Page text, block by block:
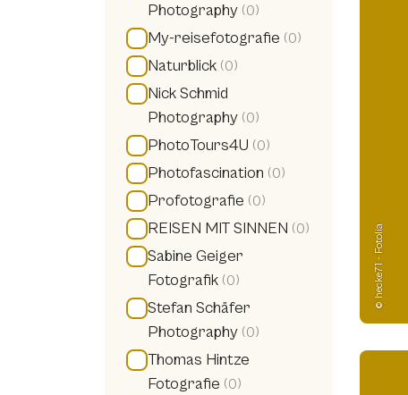
Photography (0)
My-reisefotografie (0)
Naturblick (0)
Nick Schmid
Photography (0)
PhotoTours4U (0)
Photofascination (0)
Profotografie (0)
REISEN MIT SINNEN (0)
Sabine Geiger
Fotografik (0)
Stefan Schäfer
Photography (0)
Thomas Hintze
Fotografie (0)
© hecke71 - Fotolia